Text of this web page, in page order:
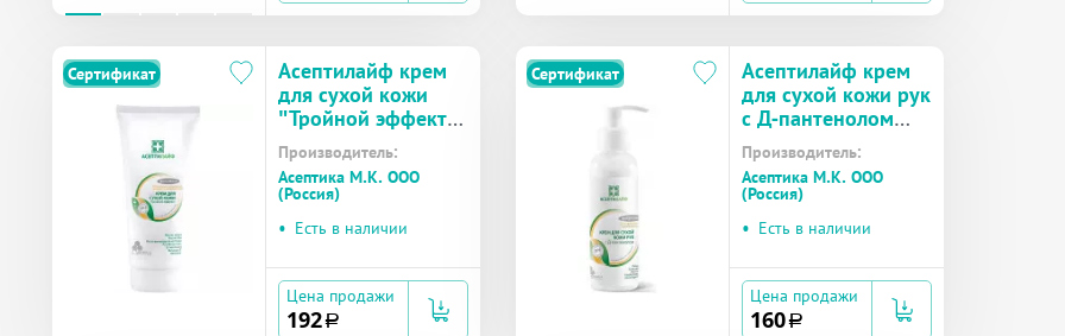
Сертификат
Асептилайф крем
для сухой кожи
"Тройной эффект"
туба 150мл №1
Производитель:
Асептика М.К. ООО
(Россия)
• Есть в наличии
Цена продажи
192a
Сертификат
Асептилайф крем
для сухой кожи рук
с Д-пантенолом
фл.150мл №1
Производитель:
Асептика М.К. ООО
(Россия)
• Есть в наличии
Цена продажи
160a